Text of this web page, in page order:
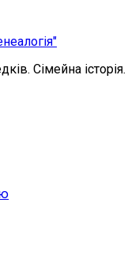
Сімейна історія.